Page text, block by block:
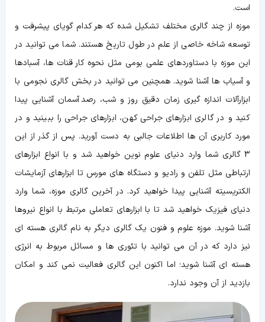
است.
موزه از چند گالری مختلف تشکیل شده که هر کدام گویای پیشرفت و
توسعه شاخه خاصی از علم در طول تاریخ هستند. شما می توانید در
این موزه با دستاوردهای علمی بومی مثل نحوه کار قنات ها، آسبادها
و آسیاب ها آشنا شوید. همچنین می توانید در بخش گالری نجومی با
ابزارآلات اندازه گیری زمان دقیق روز و شب، رصد آسمان آشنایی پیدا
کنید و در گالری ابزارهای جراحی کهن، ابزارهای جراحی را ببینید و در
مورد کاربری آن ها اطلاعات جالبی به دست آورید. پس از گذر از این
3 گالری شما وارد دنیای علوم نوین خواهید شد و با انواع ابزارهای
ارتباطی مثل تلفن و رادیو و دستگاه های مورس تا ابزارهای آزمایشات
الکتریسیته آشنایی پیدا خواهید کرد. در آخرین گالری موزه، شما وارد
دنیای فیزیک خواهید شد تا با ابزارهای تعاملی مرتبط با انواع نیروها
آشنا شوید. موزه علوم و فنون یک گالری دیگر به نام گالری هسته ای
نیز دارد که در آن می توانید با تئوری ها و مسائل مربوط به انرژی
هسته ای آشنا شوید؛ اما اکنون این گالری فعالیت نمی کند و امکان
بازدید از آن وجود ندارد.